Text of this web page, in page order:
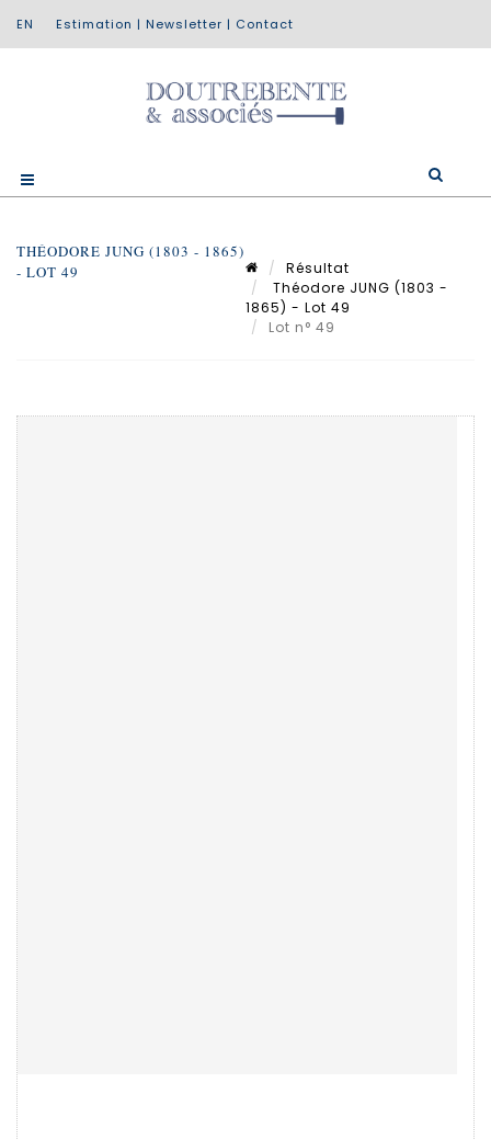
Estimation | Newsletter | Contact
THÉODORE JUNG (1803 - 1865)
- LOT 49
Résultat
Théodore JUNG (1803 -
1865) - Lot 49
Lot n° 49